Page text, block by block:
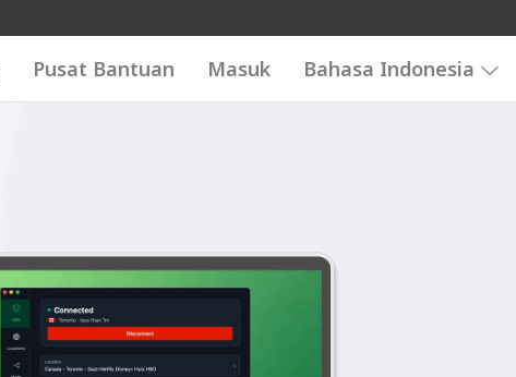
Pusat Bantuan Masuk Bahasa Indonesia